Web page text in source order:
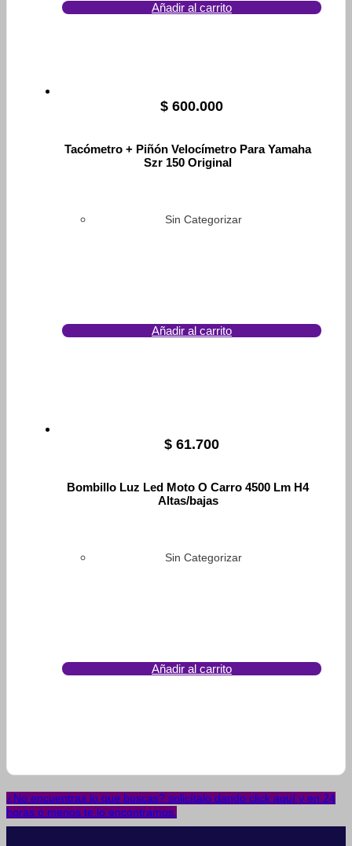
Añadir al carrito
$ 600.000
Tacómetro + Piñón Velocímetro Para Yamaha
Szr 150 Original
Sin Categorizar
Añadir al carrito
$ 61.700
Bombillo Luz Led Moto O Carro 4500 Lm H4
Altas/bajas
Sin Categorizar
Añadir al carrito
¿No encuentras lo que buscas? solicítalo dando click aquí y en 24
horas o menos te lo encontramos.